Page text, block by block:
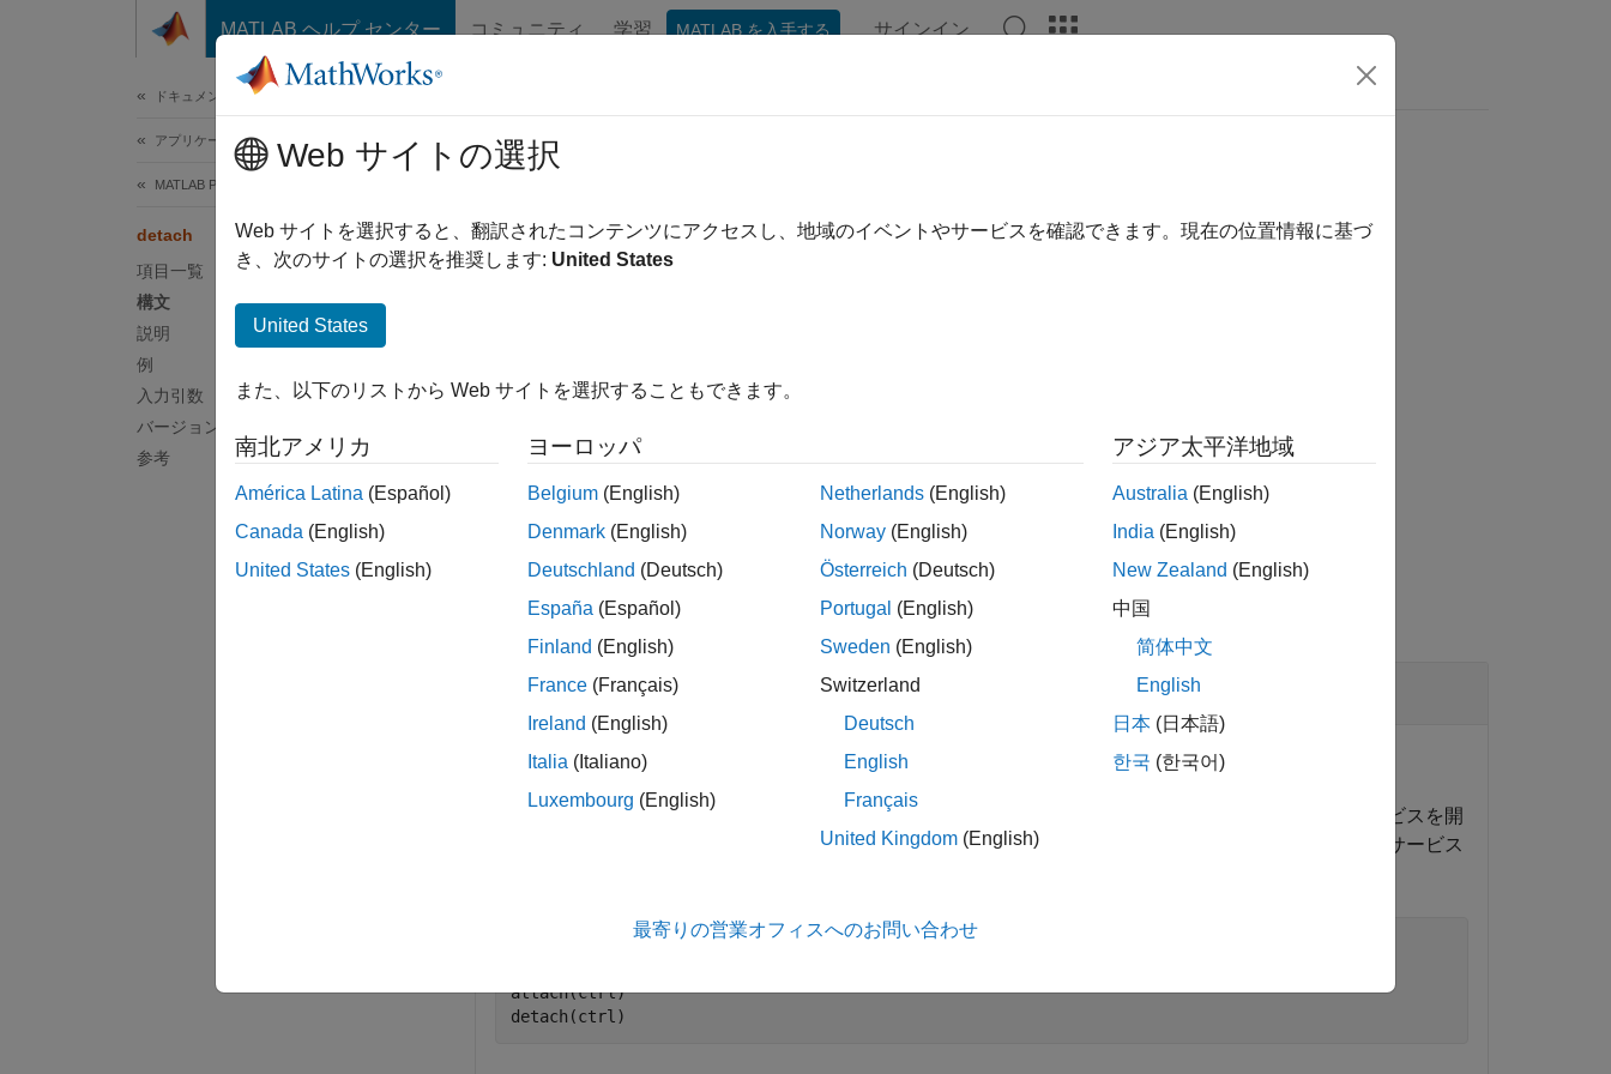
コンテンツへスキップ
MATLAB ヘルプ センター コミュニティ 学習 MATLAB を入手する サインイン
ドキュメンテーションのホーム
アプリケーションのデプロイ
MATLAB Production Server
detach
項目一覧
構文
説明
例
入力引数
バージョン履歴
参考
detach
既に実行されている永続性サービスからMATLABセッションを切断
説明
detach(ctrl )は、既に実行されている永続性サービスから MATLAB セッションを切断します。
すべて折りたたむ
MATLABコードの切断
永続性サービスから MATLAB コードを切断します。
まず、永続性サービス コントローラー オブジェクトを作成し、そのオブジェクトを使用して永続性サービスを開
始します。永続性サービスが実行されたら、そのサービスに MATLAB コードを接続できます。その後、サービス
ctrl = mps.cache.control( 'myRedisConnection' , 'Redis'
attach(ctrl)
detach(ctrl)
Web サイトの選択
Web サイトを選択すると、翻訳されたコンテンツにアクセスし、地域のイベントやサービスを確認できます。現在の位置情報に基づ
き、次のサイトの選択を推奨します: United States
United States
また、以下のリストから Web サイトを選択することもできます。
南北アメリカ
América Latina (Español)
Canada (English)
United States (English)
ヨーロッパ
Belgium (English)
Denmark (English)
Deutschland (Deutsch)
España (Español)
Finland (English)
France (Français)
Ireland (English)
Italia (Italiano)
Luxembourg (English)
Netherlands (English)
Norway (English)
Österreich (Deutsch)
Portugal (English)
Sweden (English)
Switzerland
Deutsch
English
Français
United Kingdom (English)
アジア太平洋地域
Australia (English)
India (English)
New Zealand (English)
中国
简体中文
English
日本 (日本語)
한국 (한국어)
最寄りの営業オフィスへのお問い合わせ